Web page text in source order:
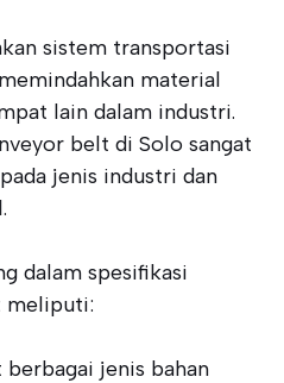
sistem transportasi
material
lain dalam industri.
belt di Solo sangat
jenis industri dan
dalam spesifikasi
meliputi:
berbagai jenis bahan